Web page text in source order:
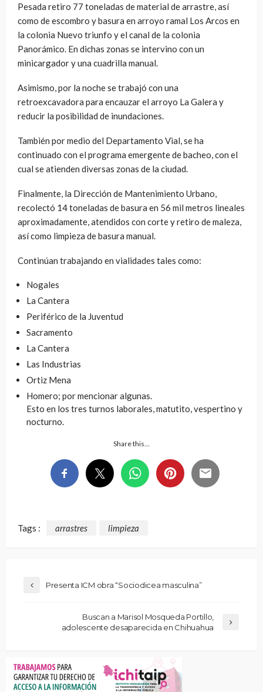
Pesada retiro 77 toneladas de material de arrastre, así
como de escombro y basura en arroyo ramal Los Arcos en
la colonia Nuevo triunfo y el canal de la colonia
Panorámico. En dichas zonas se intervino con un
minicargador y una cuadrilla manual.
Asimismo, por la noche se trabajó con una
retroexcavadora para encauzar el arroyo La Galera y
reducir la posibilidad de inundaciones.
También por medio del Departamento Vial, se ha
continuado con el programa emergente de bacheo, con el
cual se atienden diversas zonas de la ciudad.
Finalmente, la Dirección de Mantenimiento Urbano,
recolectó 14 toneladas de basura en 56 mil metros lineales
aproximadamente, atendidos con corte y retiro de maleza,
así como limpieza de basura manual.
Continúan trabajando en vialidades tales como:
Nogales
La Cantera
Periférico de la Juventud
Sacramento
La Cantera
Las Industrias
Ortiz Mena
Homero; por mencionar algunas.
Esto en los tres turnos laborales, matutito, vespertino y
nocturno.
Share this…
Tags : arrastres limpieza
Presenta ICM obra “Sociodicea masculina”
Buscan a Marisol Mosqueda Portillo,
adolescente desaparecida en Chihuahua